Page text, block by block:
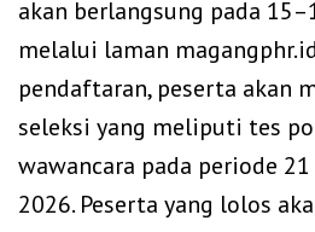
akan berlangsung pada
melalui laman
pendaftaran, peserta akan
seleksi yang meliputi tes
wawancara pada periode
2026. Peserta yang lolos